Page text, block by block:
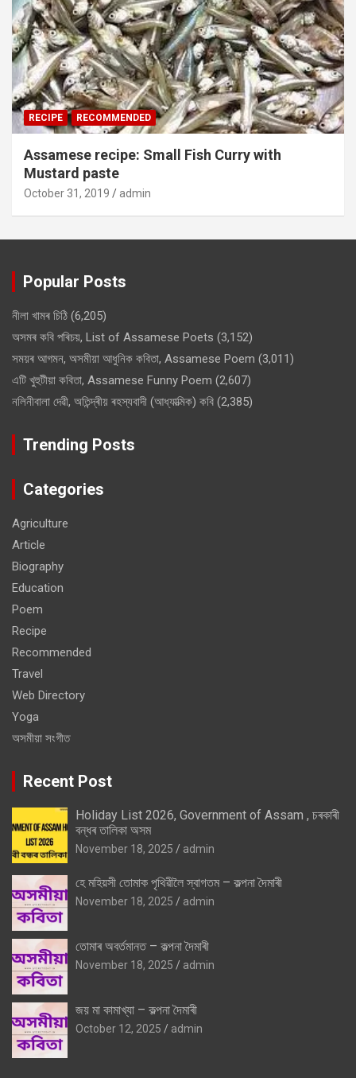
RECIPE RECOMMENDED
Assamese recipe: Small Fish Curry with
Mustard paste
October 31, 2019 admin
Popular Posts
নীলা খামৰ চিঠি (6,205)
অসমৰ কবি পৰিচয়, List of Assamese Poets (3,152)
সময়ৰ আগমন, অসমীয়া আধুনিক কবিতা, Assamese Poem (3,011)
এটি খুহুটীয়া কবিতা, Assamese Funny Poem (2,607)
নলিনীবালা দেৱী, অতিন্দ্ৰীয় ৰহস্যবাদী (আধ্যাত্মিক) কবি (2,385)
Trending Posts
Categories
Agriculture
Article
Biography
Education
Poem
Recipe
Recommended
Travel
Web Directory
Yoga
অসমীয়া সংগীত
Recent Post
Holiday List 2026, Government of Assam , চৰকাৰী
বন্ধৰ তালিকা অসম
November 18, 2025 admin
হে মহিয়সী তোমাক পৃথিৱীলৈ স্বাগতম – কল্পনা দৈমাৰী
November 18, 2025 admin
তোমাৰ অবৰ্তমানত – কল্পনা দৈমাৰী
November 18, 2025 admin
জয় মা কামাখ্যা – কল্পনা দৈমাৰী
October 12, 2025 admin